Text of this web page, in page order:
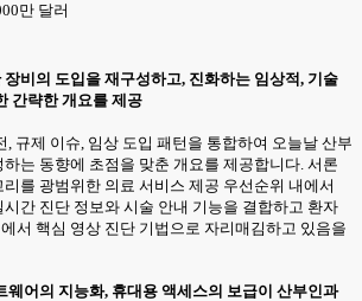
만 달러
비의 도입을 재구성하고, 진화하는 임상적, 기술
간략한 개요를 제공
, 규제 이슈, 임상 도입 패턴을 통합하여 오늘날 산부
는 동향에 초점을 맞춘 개요를 제공합니다. 서론
를 광범위한 의료 서비스 제공 우선순위 내에서
간 진단 정보와 시술 안내 기능을 결합하고 환자
서 핵심 영상 진단 기법으로 자리매김하고 있음을
웨어의 지능화, 휴대용 액세스의 보급이 산부인과